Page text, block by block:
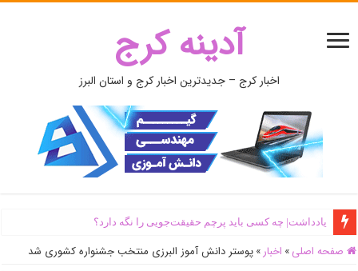
آدینه کرج
اخبار کرج – جدیدترین اخبار کرج و استان البرز
یادداشت| ‌چه کسی باید پرچم حقیقت‌جویی را نگه دارد؟
صفحه اصلی » اخبار » پوستر دانش آموز البرزی منتخب جشنواره کشوری شد